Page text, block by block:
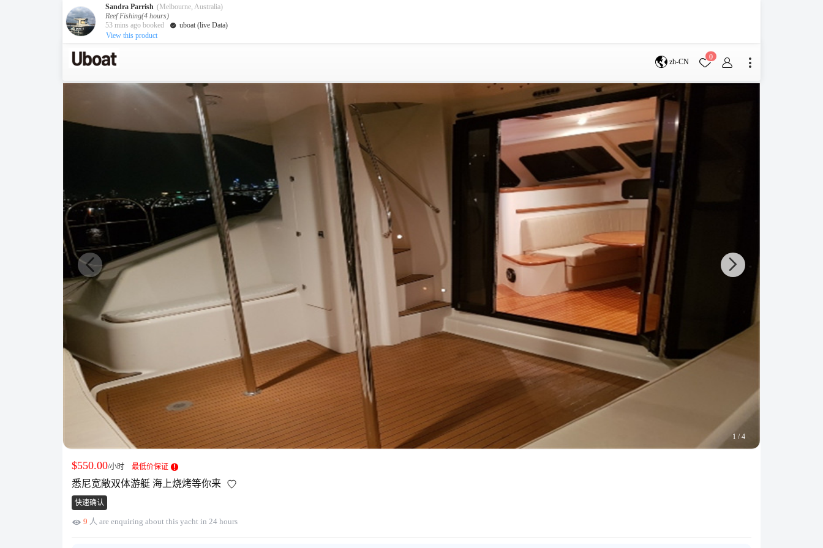
zh-CN
0
目的地
墨尔本 黄金海岸 悉尼
布里斯班
凯恩斯
塔斯马尼亚
珀斯
达尔文
whitsundays sunshine coast
新西兰
奥克兰
包船海钓 拼船海钓 包豪华艇
服务 获取游艇报价 为什么选择我们 游艇托管 服务条款
关于众艇 关于我们 获得优惠码 退款注意事项
帮助中心
Guaranteed fish
1 /4
$550.00/小时 最低价保证
悉尼宽敞双体游艇 海上烧烤等你来
快速确认
9 人 are enquiring about this yacht in 24 hours
Sandra Parrish (Melbourne, Australia)
Reef Fishing(4 hours)
53 mins ago booked
uboat (live Data)
View this product